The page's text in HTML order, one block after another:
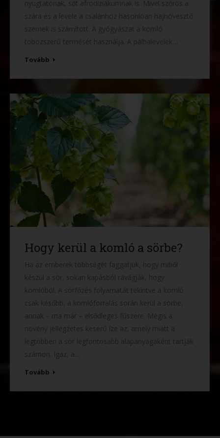
nyugtatónak, sőt afrodiziákumnak is. Mivel szőrös a
szára és a levele a csalánhoz hasonlóan hajnövesztő
szernek is számított. A gyógyászat a komló
tobozszerű termését használja. A pálhalevelek…
Tovább
Hogy kerül a komló a sörbe?
Ha az emberek többségét faggatjuk, hogy miből
készül a sör, sokan kapásból rávágják, hogy
komlóból. A sörfőzés folyamatát tekintve a komló
csak később, a komlóforralás során kerül a sörbe,
annak – ma már – elsődleges fűszere. Mégis a
növény jellegzetes keserű íze az, amely miatt a
legtöbben a sör legfontosabb alapanyagaként tartják
számon. Igaz, a…
Tovább